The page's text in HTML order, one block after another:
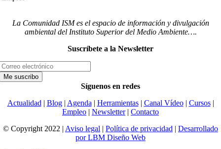
La Comunidad ISM es el espacio de información y divulgación
ambiental del Instituto Superior del Medio Ambiente….
Suscríbete a la Newsletter
Síguenos en redes
Actualidad | Blog| Agenda | Herramientas| Canal Vídeo| Cursos|
Empleo | Newsletter| Contacto
© Copyright 2022 | Aviso legal | Política de privacidad | Desarrollado
por LBM Diseño Web